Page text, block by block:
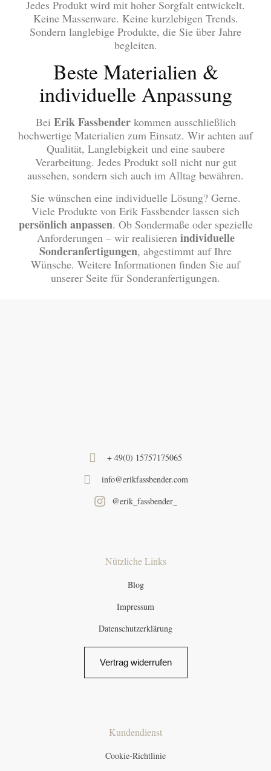
Jedes Produkt wird mit hoher Sorgfalt entwickelt.
Keine Massenware. Keine kurzlebigen Trends.
Sondern langlebige Produkte, die Sie über Jahre
begleiten.
Beste Materialien &
individuelle Anpassung
Bei Erik Fassbenderkommen ausschließlich
hochwertige Materialien zum Einsatz. Wir achten auf
Qualität, Langlebigkeit und eine saubere
Verarbeitung. Jedes Produkt soll nicht nur gut
aussehen, sondern sich auch im Alltag bewähren.
Sie wünschen eine individuelle Lösung? Gerne.
Viele Produkte von Erik Fassbender lassen sich
persönlich anpassen. Ob Sondermaße oder spezielle
Anforderungen – wir realisieren individuelle
Sonderanfertigungen, abgestimmt auf Ihre
Wünsche. Weitere Informationen finden Sie auf
unserer Seite für Sonderanfertigungen.
+ 49(0) 15757175065
info@erikfassbender.com
@erik_fassbender_
Nützliche Links
Blog
Impressum
Datenschutzerklärung
Vertrag widerrufen
Kundendienst
Cookie-Richtlinie